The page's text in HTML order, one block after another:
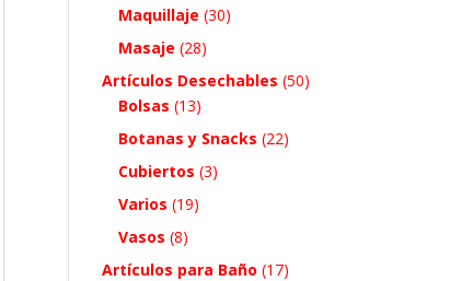
Maquillaje (30)
Masaje (28)
Artículos Desechables (50)
Bolsas (13)
Botanas y Snacks (22)
Cubiertos (3)
Varios (19)
Vasos (8)
Artículos para Baño (17)